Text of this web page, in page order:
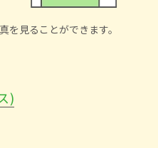
を見ることができます。
)